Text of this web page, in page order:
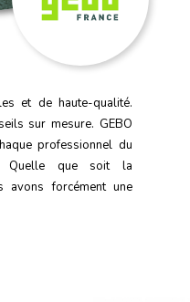
et de haute-qualité.
sur mesure. GEBO
professionnel du
Quelle que soit la
avons forcément une